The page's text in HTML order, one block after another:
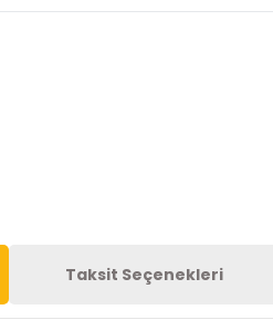
Taksit Seçenekleri